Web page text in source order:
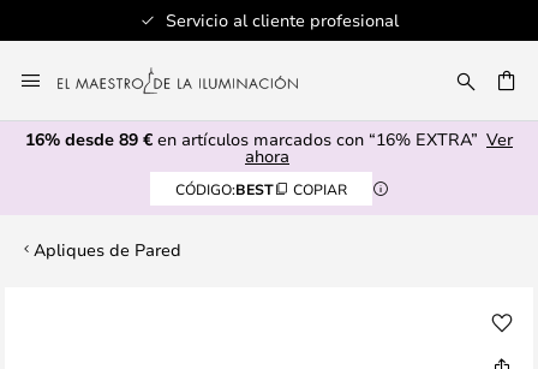
Servicio al cliente profesional
al
contenido
16% desde 89 € en artículos marcados con “16% EXTRA” Ver
ahora
CÓDIGO:BEST COPIAR
Apliques de Pared